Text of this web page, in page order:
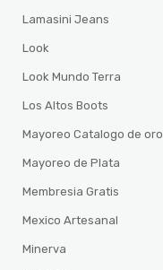
Lamasini Jeans
Look
Look Mundo Terra
Los Altos Boots
Mayoreo Catalogo de oro
Mayoreo de Plata
Membresia Gratis
Mexico Artesanal
Minerva